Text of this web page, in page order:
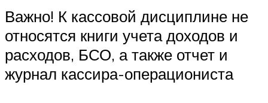
Важно! К кассовой дисциплине не
относятся книги учета доходов и
расходов, БСО, а также отчет и
журнал кассира-операциониста